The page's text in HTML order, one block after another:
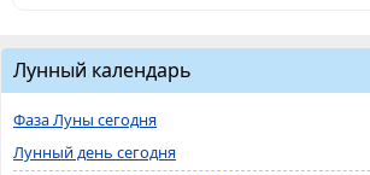
Лунный календарь
Фаза Луны сегодня
Лунный день сегодня